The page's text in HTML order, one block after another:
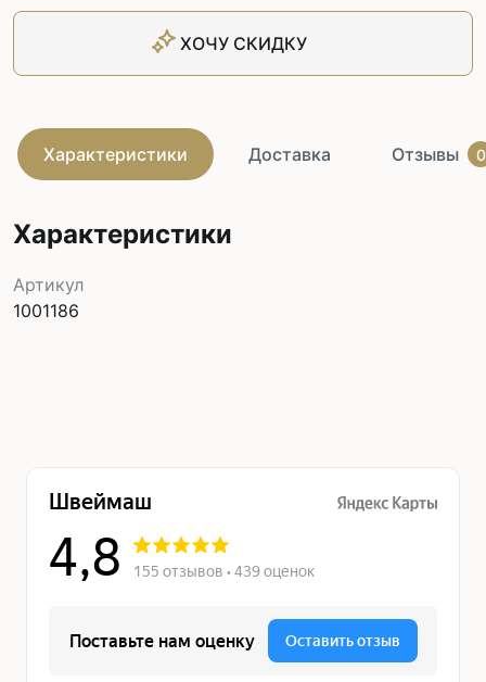
ХОЧУ СКИДКУ
Характеристики Доставка Отзывы 0
Характеристики
Артикул
1001186